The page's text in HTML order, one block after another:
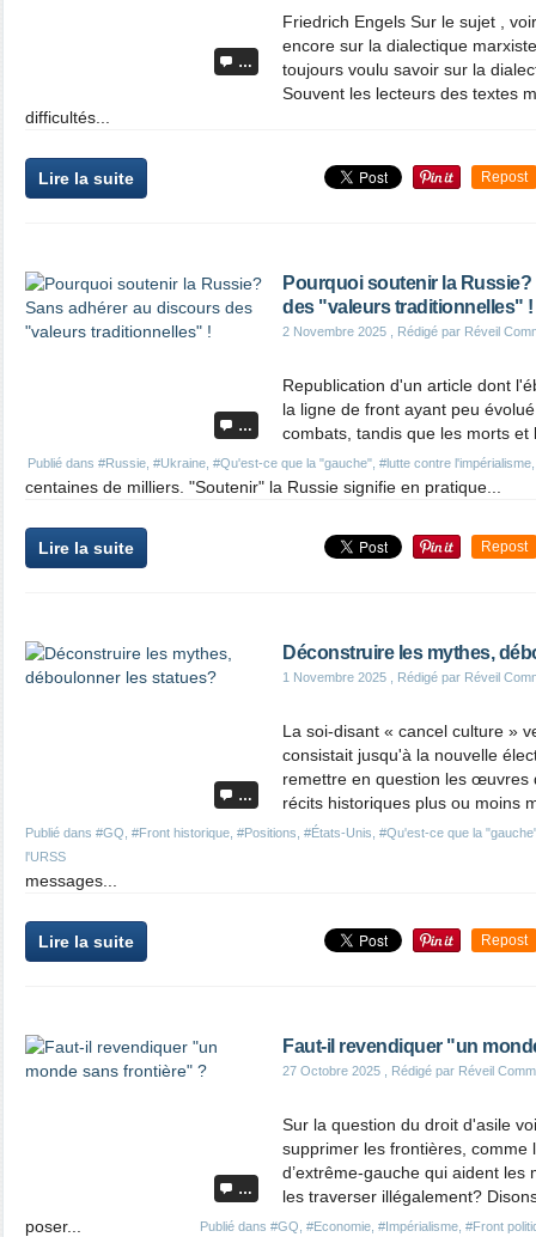
…
Friedrich Engels Sur le sujet ,
encore sur la dialectique
toujours voulu savoir sur la
Souvent les lecteurs des textes
difficultés...
Lire la suite Repost
…
Pourquoi soutenir la
des "valeurs traditionnelles" !
2 Novembre 2025 , Rédigé par Réveil
Publié dans #Russie #Ukraine #Qu'est-ce que la "gauche" #lutte contre l'impérialisme
Republication d'un article dont
la ligne de front ayant peu
combats, tandis que les morts
centaines de milliers. "Soutenir" la Russie signifie en pratique...
Lire la suite Repost
…
Déconstruire les mythes,
1 Novembre 2025 , Rédigé par Réveil
Publié dans #GQ #Front historique #Positions #États-Unis #Qu'est-ce que la
l'URSS
La soi-disant « cancel culture »
consistait jusqu'à la nouvelle
remettre en question les œuvres
récits historiques plus ou moins
messages...
Lire la suite Repost
…
Faut-il revendiquer "un
27 Octobre 2025 , Rédigé par Réveil
Publié dans #GQ #Economie #Impérialisme #Front
Sur la question du droit d'asile
supprimer les frontières, comme
d’extrême-gauche qui aident
les traverser illégalement?
poser...